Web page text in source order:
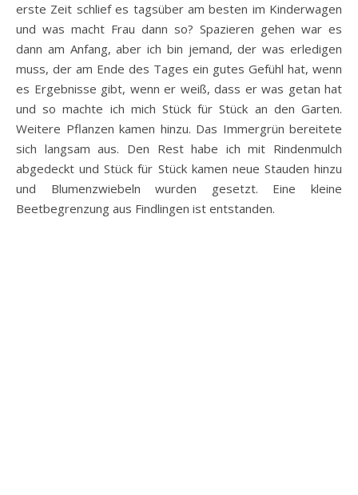
erste Zeit schlief es tagsüber am besten im Kinderwagen
und was macht Frau dann so? Spazieren gehen war es
dann am Anfang, aber ich bin jemand, der was erledigen
muss, der am Ende des Tages ein gutes Gefühl hat, wenn
es Ergebnisse gibt, wenn er weiß, dass er was getan hat
und so machte ich mich Stück für Stück an den Garten.
Weitere Pflanzen kamen hinzu. Das Immergrün bereitete
sich langsam aus. Den Rest habe ich mit Rindenmulch
abgedeckt und Stück für Stück kamen neue Stauden hinzu
und Blumenzwiebeln wurden gesetzt. Eine kleine
Beetbegrenzung aus Findlingen ist entstanden.